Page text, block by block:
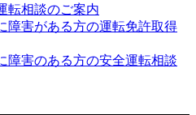
転相談のご案内
障害がある方の運転免許取得
障害のある方の安全運転相談